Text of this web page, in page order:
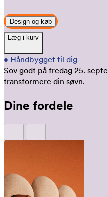
Design og køb
Læg i kurv
• Håndbygget til dig
Sov godt på fredag 25.
transformere din søvn.
Dine fordele